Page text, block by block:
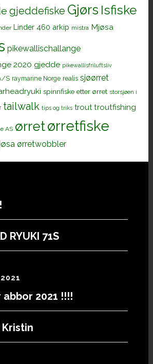
gjeddefiske Gjørs Isfiske
Linder 460 arkip mistra Mjøsa
pikewallischallange
2020 gjedde pikewallisfriluftsliv
S raymarine Norge realis sjøørret
spinnfiske etter ørret storsjøen i
tailwalk tips og triks trout troutfishing
AS ørretørretfiske
ørretwobbler
RYUKI 71S
2021 !!!!